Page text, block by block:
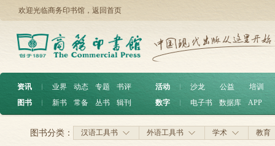
欢迎光临商务印书馆， 返回首页
资讯 ︱ 业界 动态 专题
书评
图书
︱ 新书 常备 丛书 辑刊
活动 沙龙 公益
培训
数字
电子书 数据库 APP
汉语工具书 外语工具书 学术 教育
图书分类：